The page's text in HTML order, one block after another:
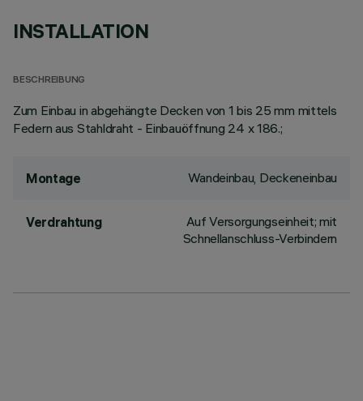
INSTALLATION
BESCHREIBUNG
Zum Einbau in abgehängte Decken von 1 bis 25 mm mittels
Federn aus Stahldraht - Einbauöffnung 24 x 186.;
Montage Wandeinbau, Deckeneinbau
Verdrahtung
Auf Versorgungseinheit; mit
Schnellanschluss-Verbindern